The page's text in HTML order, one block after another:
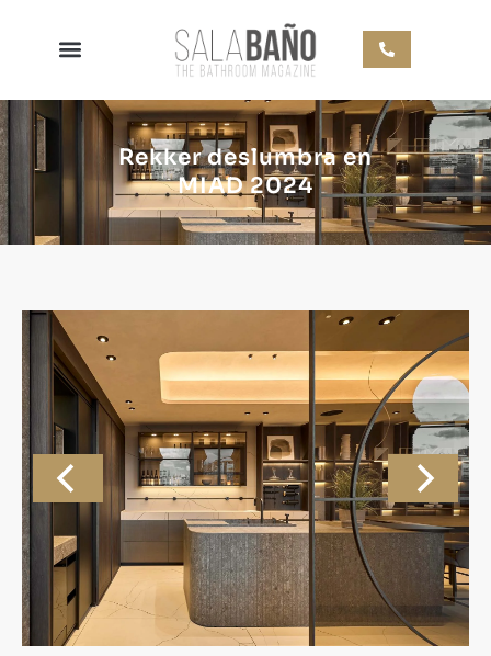
Rekker deslumbra en
MIAD 2024